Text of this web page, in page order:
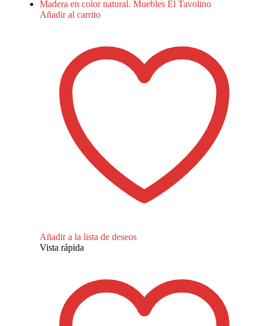
Añadir al carrito
Añadir a la lista de deseos
Vista rápida